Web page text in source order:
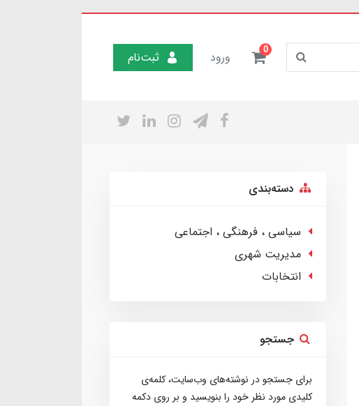
0 ورود ثبت‌نام
دسته‌بندی
سیاسی ، فرهنگی ، اجتماعی
مدیریت شهری
انتخابات
جستجو
برای جستجو در نوشته‌های وب‌سایت، کلمه‌ی
کلیدی مورد نظر خود را بنویسید و بر روی دکمه